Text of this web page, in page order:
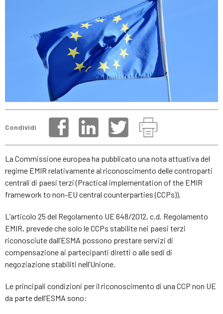
Condividi
La Commissione europea ha pubblicato una nota attuativa del
regime EMIR relativamente al riconoscimento delle controparti
centrali di paesi terzi (Practical implementation of the EMIR
framework to non-EU central counterparties (CCPs)).
L’articolo 25 del Regolamento UE 648/2012, c.d. Regolamento
EMIR, prevede che solo le CCPs stabilite nei paesi terzi
riconosciute dall’ESMA possono prestare servizi di
compensazione ai partecipanti diretti o alle sedi di
negoziazione stabiliti nell’Unione.
Le principali condizioni per il riconoscimento di una CCP non UE
da parte dell’ESMA sono: